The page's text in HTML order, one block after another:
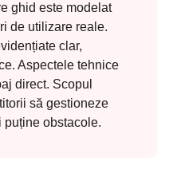
ghid este modelat
de utilizare reale.
clar,
Aspectele tehnice
direct. Scopul
să gestioneze
puține obstacole.